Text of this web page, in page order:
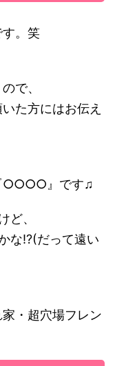
。笑
で、
た方にはお伝え
○○○○』です♫
、
な!?(だって遠い
・超穴場フレン